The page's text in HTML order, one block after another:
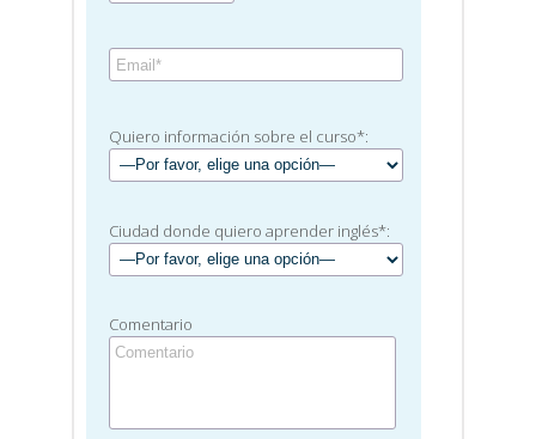
Quiero información sobre el curso*:
Ciudad donde quiero aprender inglés*:
Comentario